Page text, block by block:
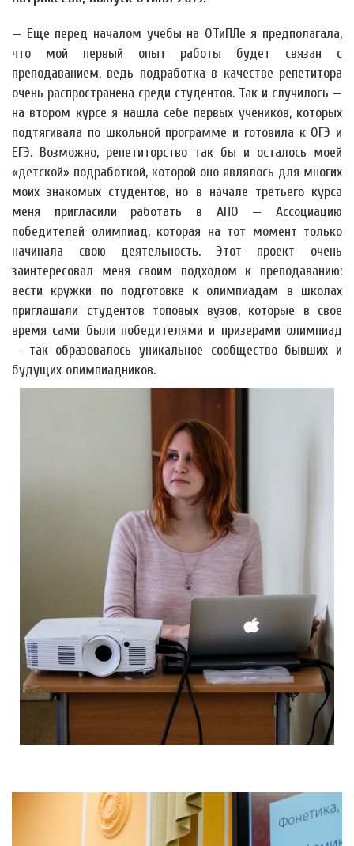
— Еще перед началом учебы на ОТиПЛе я предполагала,
что мой первый опыт работы будет связан с
преподаванием, ведь подработка в качестве репетитора
очень распространена среди студентов. Так и случилось —
на втором курсе я нашла себе первых учеников, которых
подтягивала по школьной программе и готовила к ОГЭ и
ЕГЭ. Возможно, репетиторство так бы и осталось моей
«детской» подработкой, которой оно являлось для многих
моих знакомых студентов, но в начале третьего курса
меня пригласили работать в АПО — Ассоциацию
победителей олимпиад, которая на тот момент только
начинала свою деятельность. Этот проект очень
заинтересовал меня своим подходом к преподаванию:
вести кружки по подготовке к олимпиадам в школах
приглашали студентов топовых вузов, которые в свое
время сами были победителями и призерами олимпиад
— так образовалось уникальное сообщество бывших и
будущих олимпиадников.